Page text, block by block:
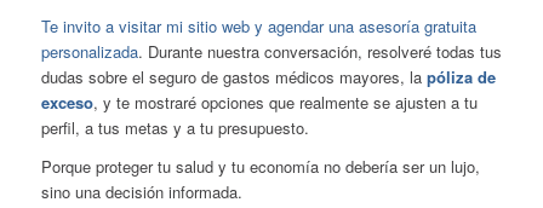
Te invito a visitar mi sitio web y agendar una asesoría gratuita
personalizada. Durante nuestra conversación, resolveré todas tus
dudas sobre el seguro de gastos médicos mayores, la póliza de
exceso, y te mostraré opciones que realmente se ajusten a tu
perfil, a tus metas y a tu presupuesto.
Porque proteger tu salud y tu economía no debería ser un lujo,
sino una decisión informada.